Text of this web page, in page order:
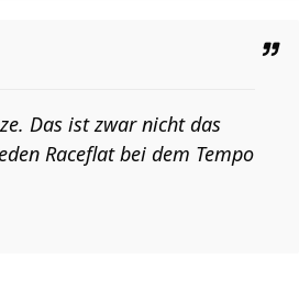
Das ist zwar nicht das
Raceflat bei dem Tempo